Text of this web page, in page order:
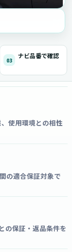
03
ナビ品番で確認
使用環境との相性
の適合保証対象で
の保証・返品条件を